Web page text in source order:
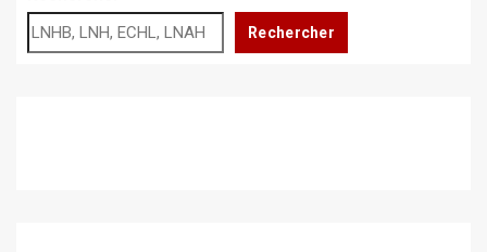
Rechercher